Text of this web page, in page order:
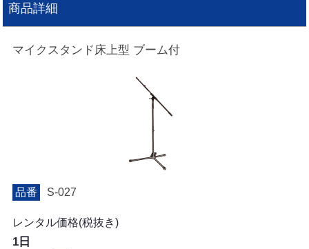
商品詳細
マイクスタンド床上型 ブーム付
品番 S-027
レンタル価格(税抜き)
1日